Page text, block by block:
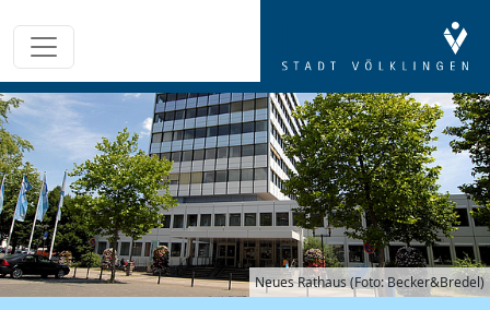
Neues Rathaus (Foto: Becker&Bredel)